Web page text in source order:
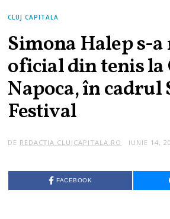
CLUJ CAPITALA
Simona Halep s-
oficial din tenis la
Napoca, în cadrul
Festival
DE REDACȚIA CLUJCAPITALA.RO IUNIE 14,
FACEBOOK